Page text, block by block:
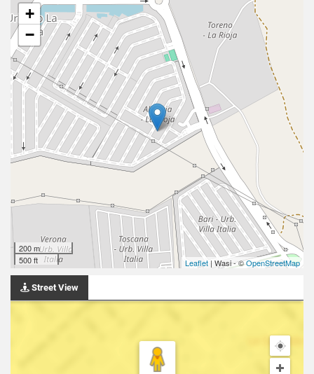
+
−
200 m
500 ft
Leaflet | Wasi - ©OpenStreetMap
Street View